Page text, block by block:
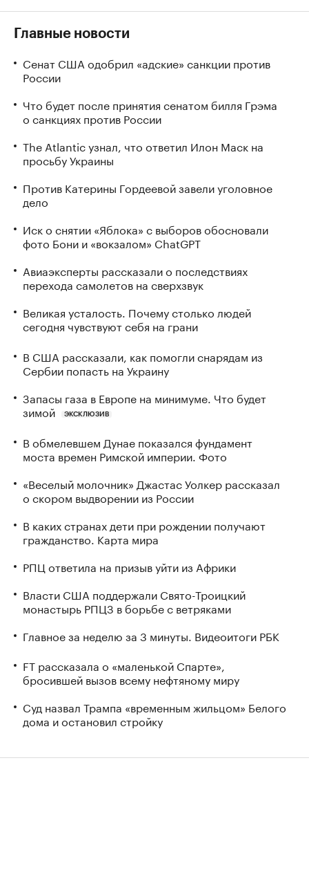
Главные новости
Сенат США одобрил «адские» санкции против
России
Что будет после принятия сенатом билля Грэма
о санкциях против России
The Atlantic узнал, что ответил Илон Маск на
просьбу Украины
Против Катерины Гордеевой завели уголовное
дело
Иск о снятии «Яблока» с выборов обосновали
фото Бони и «вокзалом» ChatGPT
Авиаэксперты рассказали о последствиях
перехода самолетов на сверхзвук
Великая усталость. Почему столько людей
сегодня чувствуют себя на грани
В США рассказали, как помогли снарядам из
Сербии попасть на Украину
Запасы газа в Европе на минимуме. Что будет
зимой
ЭКСКЛЮЗИВ
В обмелевшем Дунае показался фундамент
моста времен Римской империи. Фото
«Веселый молочник» Джастас Уолкер рассказал
о скором выдворении из России
В каких странах дети при рождении получают
гражданство. Карта мира
РПЦ ответила на призыв уйти из Африки
Власти США поддержали Свято-Троицкий
монастырь РПЦЗ в борьбе с ветряками
Главное за неделю за 3 минуты. Видеоитоги РБК
FT рассказала о «маленькой Спарте»,
бросившей вызов всему нефтяному миру
Суд назвал Трампа «временным жильцом» Белого
дома и остановил стройку